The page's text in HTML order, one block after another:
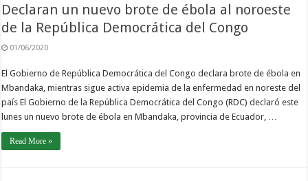
Declaran un nuevo brote de ébola al noroeste
de la República Democrática del Congo
01/06/2020
El Gobierno de República Democrática del Congo declara brote de ébola en
Mbandaka, mientras sigue activa epidemia de la enfermedad en noreste del
país El Gobierno de la República Democrática del Congo (RDC) declaró este
lunes un nuevo brote de ébola en Mbandaka, provincia de Ecuador, …
Read More »